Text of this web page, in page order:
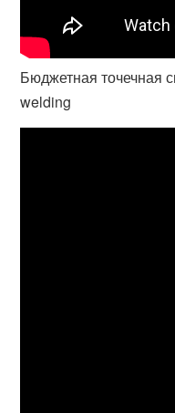
Бюджетная точечная
welding